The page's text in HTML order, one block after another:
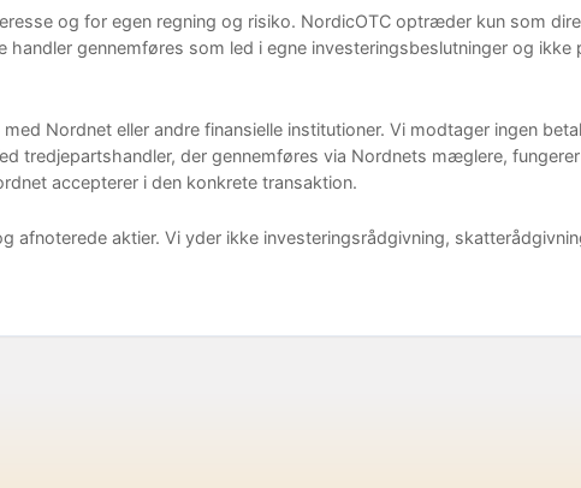
og for egen regning og risiko. NordicOTC optræder kun som
gennemføres som led i egne investeringsbeslutninger og ikke
Nordnet eller andre finansielle institutioner. Vi modtager ingen
tredjepartshandler, der gennemføres via Nordnets mæglere, fungerer
accepterer i den konkrete transaktion.
aktier. Vi yder ikke investeringsrådgivning,